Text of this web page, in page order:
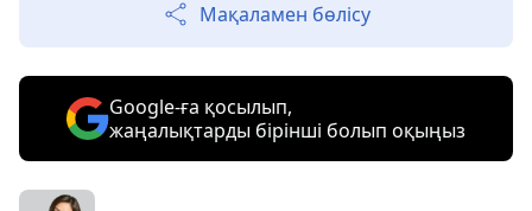
Мақаламен бөлісу
Google-ға қосылып,
жаңалықтарды бірінші болып оқыңыз